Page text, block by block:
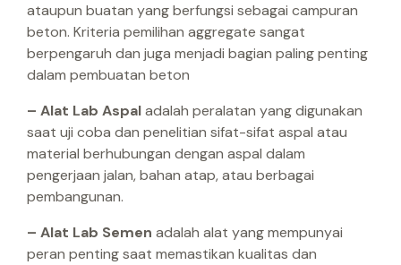
ataupun buatan yang berfungsi sebagai campuran
beton. Kriteria pemilihan aggregate sangat
berpengaruh dan juga menjadi bagian paling penting
dalam pembuatan beton
– Alat Lab Aspaladalah peralatan yang digunakan
saat uji coba dan penelitian sifat-sifat aspal atau
material berhubungan dengan aspal dalam
pengerjaan jalan, bahan atap, atau berbagai
pembangunan.
– Alat Lab Semen adalah alat yang mempunyai
peran penting saat memastikan kualitas dan